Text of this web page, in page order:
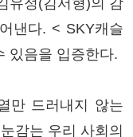
낸다. < SKY캐슬
있음을 입증한다.
만 드러내지 않는
감는 우리 사회의